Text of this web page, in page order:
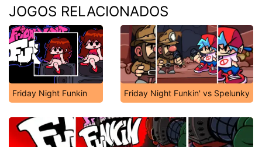
JOGOS RELACIONADOS
Friday Night Funkin Friday Night Funkin' vs Spelunky